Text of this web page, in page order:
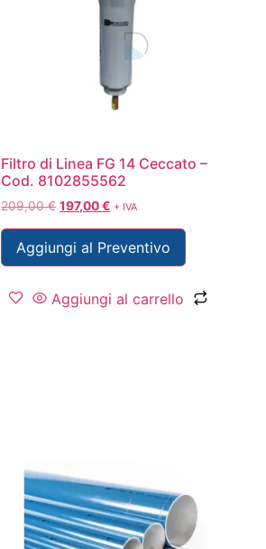
Filtro di Linea FG 14 Ceccato –
Cod. 8102855562
209,00€ 197,00€ + IVA
Aggiungi al Preventivo
Aggiungi al carrello